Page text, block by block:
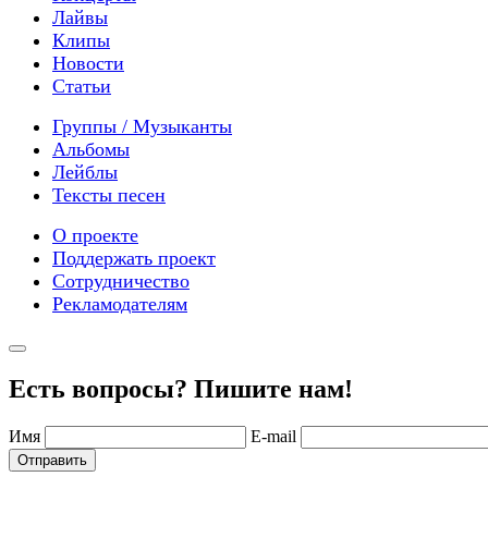
Лайвы
Клипы
Новости
Статьи
Группы / Музыканты
Альбомы
Лейблы
Тексты песен
О проекте
Поддержать проект
Сотрудничество
Рекламодателям
Есть вопросы? Пишите нам!
Имя E-mail